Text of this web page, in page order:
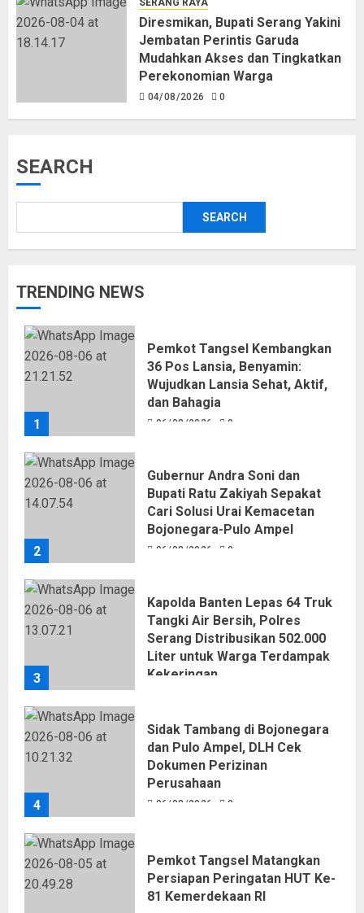
SERANG RAYA
Diresmikan, Bupati Serang Yakini
Jembatan Perintis Garuda
Mudahkan Akses dan Tingkatkan
Perekonomian Warga
04/08/2026 0
SEARCH
SEARCH
TRENDING NEWS
1
Pemkot Tangsel Kembangkan
36 Pos Lansia, Benyamin:
Wujudkan Lansia Sehat, Aktif,
dan Bahagia
06/08/2026 0
2
Gubernur Andra Soni dan
Bupati Ratu Zakiyah Sepakat
Cari Solusi Urai Kemacetan
Bojonegara-Pulo Ampel
06/08/2026 0
3
Kapolda Banten Lepas 64 Truk
Tangki Air Bersih, Polres
Serang Distribusikan 502.000
Liter untuk Warga Terdampak
Kekeringan
4
Sidak Tambang di Bojonegara
dan Pulo Ampel, DLH Cek
Dokumen Perizinan
Perusahaan
06/08/2026 0
Pemkot Tangsel Matangkan
Persiapan Peringatan HUT Ke-
81 Kemerdekaan RI